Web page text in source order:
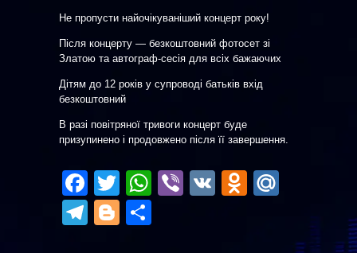
Не пропусти найочікуваніший концерт року!
Після концерту — безкоштовний фотосет зі
Златою та автограф-сесія для всіх бажаючих
Дітям до 12 років у супроводі батьків вхід
безкоштовний
В разі повітряної тривоги концерт буде
призупинено і продовжено після її завершення.
Facebook
TwitterWhatsApp
Viber
VK
Telegram
Blogger